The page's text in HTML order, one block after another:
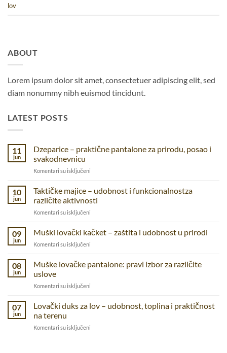
lov
ABOUT
Lorem ipsum dolor sit amet, consectetuer adipiscing elit, sed
diam nonummy nibh euismod tincidunt.
LATEST POSTS
11
jun
Dzeparice – praktične pantalone za prirodu, posao i
svakodnevnicu
Komentari su isključeni
praktične
pantalone
posao
10
jun
Taktičke majice – udobnost i funkcionalnostza
različite aktivnosti
Komentari su isključeni
majice
–
funkcionalnostza
09
jun
Muški lovački kačket – zaštita i udobnost u prirodi
Komentari su isključeni
lovački
kačket
udobnost
08
jun
Muške lovačke pantalone: pravi izbor za različite
uslove
Komentari su isključeni
lovačke
pantalone:
07
jun
Lovački duks za lov – udobnost, toplina i praktičnost
na terenu
Komentari su isključeni